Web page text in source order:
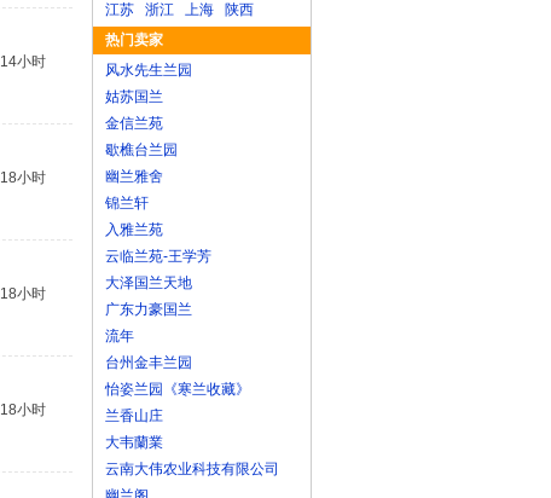
江苏
浙江 上海
陕西
热门卖家
风水先生兰园
姑苏国兰
金信兰苑
歇樵台兰园
幽兰雅舍
锦兰轩
入雅兰苑
云临兰苑-王学芳
大泽国兰天地
广东力豪国兰
流年
台州金丰兰园
怡姿兰园《寒兰收藏》
兰香山庄
大韦蘭業
云南大伟农业科技有限公司
14小时
18小时
18小时
18小时